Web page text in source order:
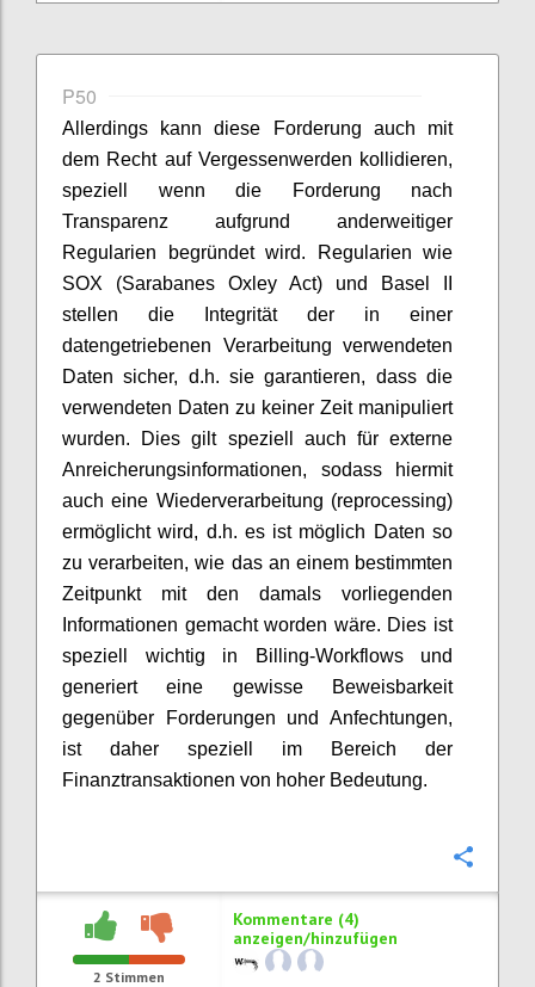
P50
Allerdings kann diese Forderung auch mit
dem Recht auf Vergessenwerden kollidieren,
speziell wenn die Forderung nach
Transparenz aufgrund anderweitiger
Regularien begründet wird. Regularien wie
SOX (Sarabanes Oxley Act) und Basel II
stellen die Integrität der in einer
datengetriebenen Verarbeitung verwendeten
Daten sicher, d.h. sie garantieren, dass die
verwendeten Daten zu keiner Zeit manipuliert
wurden. Dies gilt speziell auch für externe
Anreicherungsinformationen, sodass hiermit
auch eine Wiederverarbeitung (reprocessing)
ermöglicht wird, d.h. es ist möglich Daten so
zu verarbeiten, wie das an einem bestimmten
Zeitpunkt mit den damals vorliegenden
Informationen gemacht worden wäre. Dies ist
speziell wichtig in Billing-Workflows und
generiert eine gewisse Beweisbarkeit
gegenüber Forderungen und Anfechtungen,
ist daher speziell im Bereich der
Finanztransaktionen von hoher Bedeutung.
2 Stimmen
Kommentare (4)
anzeigen/hinzufügen